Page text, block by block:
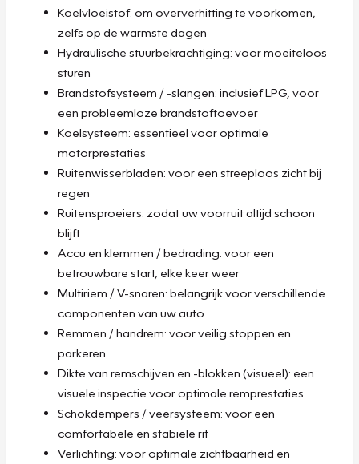
Koelvloeistof: om oververhitting te voorkomen,
zelfs op de warmste dagen
Hydraulische stuurbekrachtiging: voor moeiteloos
sturen
Brandstofsysteem / -slangen: inclusief LPG, voor
een probleemloze brandstoftoevoer
Koelsysteem: essentieel voor optimale
motorprestaties
Ruitenwisserbladen: voor een streeploos zicht bij
regen
Ruitensproeiers: zodat uw voorruit altijd schoon
blijft
Accu en klemmen / bedrading: voor een
betrouwbare start, elke keer weer
Multiriem / V-snaren: belangrijk voor verschillende
componenten van uw auto
Remmen / handrem: voor veilig stoppen en
parkeren
Dikte van remschijven en -blokken (visueel): een
visuele inspectie voor optimale remprestaties
Schokdempers / veersysteem: voor een
comfortabele en stabiele rit
Verlichting: voor optimale zichtbaarheid en